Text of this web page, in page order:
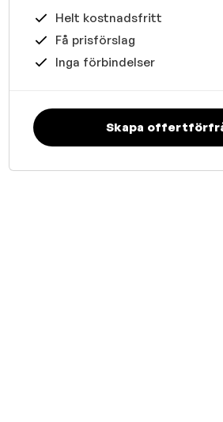
Helt kostnadsfritt
Få prisförslag
Inga förbindelser
Skapa